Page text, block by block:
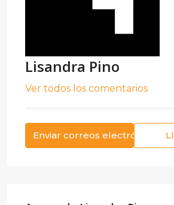
Lisandra Pino
Ver todos los comentarios
Enviar correos electrónicos